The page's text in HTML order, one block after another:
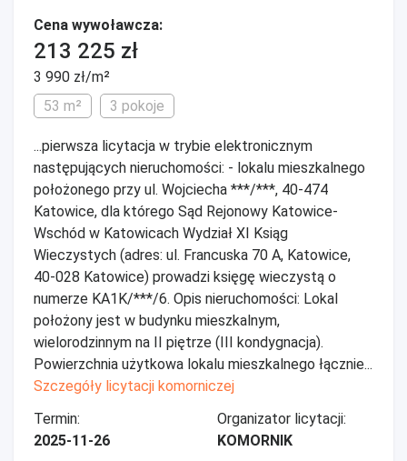
Cena wywoławcza:
213 225 zł
3 990 zł/m²
53 m²
3 pokoje
...pierwsza licytacja w trybie elektronicznym
następujących nieruchomości: - lokalu mieszkalnego
położonego przy ul. Wojciecha ***/***, 40-474
Katowice, dla którego Sąd Rejonowy Katowice-
Wschód w Katowicach Wydział XI Ksiąg
Wieczystych (adres: ul. Francuska 70 A, Katowice,
40-028 Katowice) prowadzi księgę wieczystą o
numerze KA1K/***/6. Opis nieruchomości: Lokal
położony jest w budynku mieszkalnym,
wielorodzinnym na II piętrze (III kondygnacja).
Powierzchnia użytkowa lokalu mieszkalnego łącznie...
Szczegóły licytacji komorniczej
Termin:
2025-11-26
Organizator licytacji:
KOMORNIK